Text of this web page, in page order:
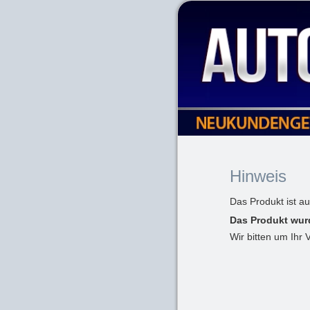
Hinweis
Das Produkt ist
Das Produkt
Wir bitten um Ihr